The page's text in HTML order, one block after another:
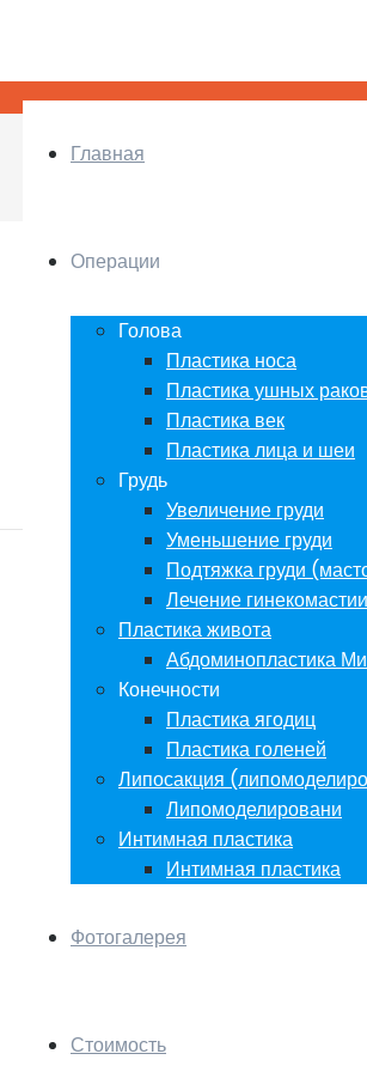
Главная
Операции
Голова
Пластика носа
Пластика ушных
Пластика век
Пластика лица и шеи
Грудь
Увеличение груди
Уменьшение груди
Подтяжка груди
Лечение гинекомастии
Пластика живота
Абдоминопластика
Конечности
Пластика ягодиц
Пластика голеней
Липосакция
Липомоделировани
Интимная пластика
Интимная пластика
Фотогалерея
Стоимость